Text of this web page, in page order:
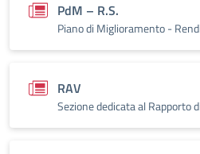
PdM – R.S.
Piano di Miglioramento -
RAV
Sezione dedicata al Rapporto